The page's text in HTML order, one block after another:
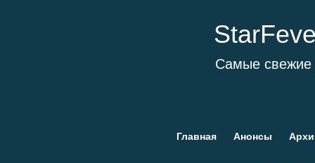
Самые свежие
Главная Анонсы